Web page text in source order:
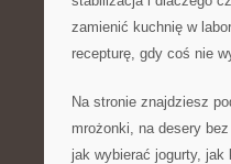
zamienić kuchnię w
recepturę, gdy coś nie
Na stronie znajdziesz
mrożonki, na desery
jak wybierać jogurty, jak